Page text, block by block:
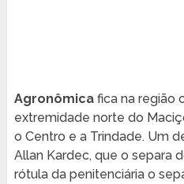
Agronômicafica na região
extremidade norte do
o Centro e a Trindade. Um
Allan Kardec, que o separa
rótula da penitenciária o